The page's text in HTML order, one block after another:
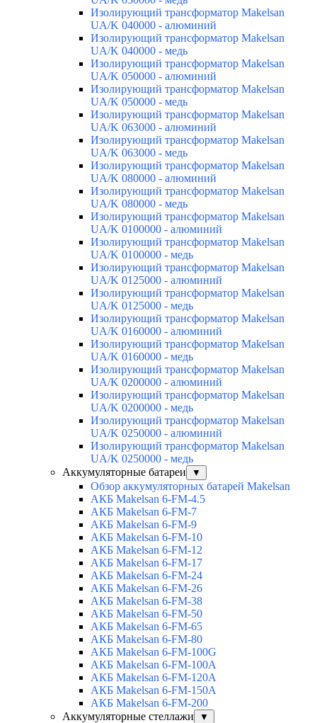
Изолирующий трансформатор Makelsan
UA/K 040000 - алюминий
Изолирующий трансформатор Makelsan
UA/K 040000 - медь
Изолирующий трансформатор Makelsan
UA/K 050000 - алюминий
Изолирующий трансформатор Makelsan
UA/K 050000 - медь
Изолирующий трансформатор Makelsan
UA/K 063000 - алюминий
Изолирующий трансформатор Makelsan
UA/K 063000 - медь
Изолирующий трансформатор Makelsan
UA/K 080000 - алюминий
Изолирующий трансформатор Makelsan
UA/K 080000 - медь
Изолирующий трансформатор Makelsan
UA/K 0100000 - алюминий
Изолирующий трансформатор Makelsan
UA/K 0100000 - медь
Изолирующий трансформатор Makelsan
UA/K 0125000 - алюминий
Изолирующий трансформатор Makelsan
UA/K 0125000 - медь
Изолирующий трансформатор Makelsan
UA/K 0160000 - алюминий
Изолирующий трансформатор Makelsan
UA/K 0160000 - медь
Изолирующий трансформатор Makelsan
UA/K 0200000 - алюминий
Изолирующий трансформатор Makelsan
UA/K 0200000 - медь
Изолирующий трансформатор Makelsan
UA/K 0250000 - алюминий
Изолирующий трансформатор Makelsan
UA/K 0250000 - медь
Аккумуляторные батареи
▼
Обзор аккумуляторных батарей Makelsan
АКБ Makelsan 6-FM-4.5
АКБ Makelsan 6-FM-7
АКБ Makelsan 6-FM-9
АКБ Makelsan 6-FM-10
АКБ Makelsan 6-FM-12
АКБ Makelsan 6-FM-17
АКБ Makelsan 6-FM-24
АКБ Makelsan 6-FM-26
АКБ Makelsan 6-FM-38
АКБ Makelsan 6-FM-50
АКБ Makelsan 6-FM-65
АКБ Makelsan 6-FM-80
АКБ Makelsan 6-FM-100G
АКБ Makelsan 6-FM-100A
АКБ Makelsan 6-FM-120A
АКБ Makelsan 6-FM-150A
АКБ Makelsan 6-FM-200
Аккумуляторные стеллажи
▼